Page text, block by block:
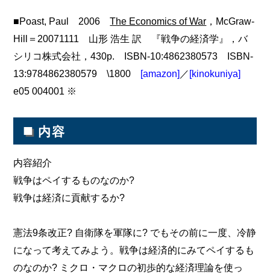
■Poast, Paul 2006The Economics of War ，McGraw-
Hill＝20071111 山形 浩生 訳 『戦争の経済学』，バ
シリコ株式会社，430p. ISBN-10:4862380573 ISBN-
13:9784862380579 \1800 [amazon]／[kinokuniya]
e05 004001 ※
■ 内容
内容紹介
戦争はペイするものなのか?
戦争は経済に貢献するか?
憲法9条改正? 自衛隊を軍隊に? でもその前に一度、冷静
になって考えてみよう。戦争は経済的にみてペイするも
のなのか? ミクロ・マクロの初歩的な経済理論を使っ